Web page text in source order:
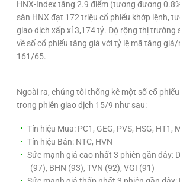
HNX-Index tăng 2.9 điểm (tương đương
sàn HNX đạt 172 triệu cổ phiếu khớp lệnh,
giao dịch xấp xỉ 3,174 tỷ. Độ rộng thị trường
về số cổ phiếu tăng giá với tỷ lệ mã tăng
161/65.
Ngoài ra, chúng tôi thống kê một số cổ
trong phiên giao dịch 15/9 như sau:
Tín hiệu Mua: PC1, GEG, PVS, HSG, HT1,
Tín hiệu Bán: NTC, HVN
Sức mạnh giá cao nhất 3 phiên gần đây:
(97), BHN (93), TVN (92), VGI (91)